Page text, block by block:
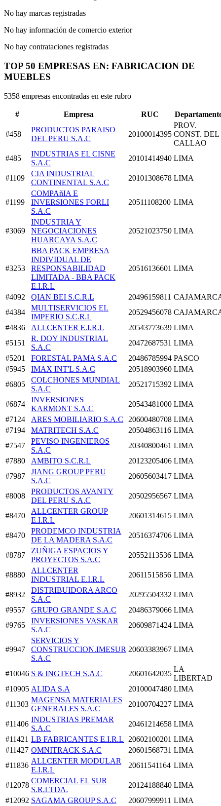
No hay marcas registradas
No hay información de comercio exterior
No hay contrataciones registradas
TOP 50 EMPRESAS EN: FABRICACION DE
MUEBLES
5358 empresas encontradas en este rubro
# Empresa RUC
#458
PRODUCTOS PARAISO
DEL PERU S.A.C
20100014395
PROV.
CONST. DEL
CALLAO
#485
INDUSTRIAS EL CISNE
S.A.C
20101414940 LIMA
#1109
CIA INDUSTRIAL
CONTINENTAL S.A.C
20101308678 LIMA
#1199
COMPAñIA E
INVERSIONES FORLI
S.A.C
20511108200 LIMA
#3069
INDUSTRIA Y
NEGOCIACIONES
HUARCAYA S.A.C
20521023750 LIMA
#3253
BBA PACK EMPRESA
INDIVIDUAL DE
RESPONSABILIDAD
LIMITADA - BBA PACK
E.I.R.L
20516136601 LIMA
#4092 QIAN BEI S.C.R.L 20496159811
#4384
MULTISERVICIOS EL
IMPERIO S.C.R.L
20529456078
#4836
ALLCENTER E.I.R.L 20543773639 LIMA
#5151
R. DOY INDUSTRIAL
S.A.C
20472687531 LIMA
#5201
FORESTAL PAMA S.A.C 20486785994 PASCO
#5945
IMAX INT'L S.A.C 20518903960 LIMA
#6805
COLCHONES MUNDIAL
S.A.C
20521715392 LIMA
#6874
INVERSIONES
KARMONT S.A.C
20543481000 LIMA
#7124
ARES MOBILIARIO S.A.C 20600480708 LIMA
#7194
MATRITECH S.A.C 20504863116 LIMA
#7547
PEVISO INGENIEROS
S.A.C
20340800461 LIMA
#7880
AMBITO S.C.R.L 20123205406 LIMA
#7987
JIANG GROUP PERU
S.A.C
20605603417 LIMA
#8008
PRODUCTOS AVANTY
DEL PERU S.A.C
20502956567 LIMA
#8470
ALLCENTER GROUP
E.I.R.L
20601314615 LIMA
#8470
PRODEMCO INDUSTRIA
DE LA MADERA S.A.C
20516374706 LIMA
#8787
ZUÑIGA ESPACIOS Y
PROYECTOS S.A.C
20552113536 LIMA
#8880
ALLCENTER
INDUSTRIAL E.I.R.L
20611515856 LIMA
#8932
DISTRIBUIDORA ARCO
S.A.C
20295504332 LIMA
#9557
GRUPO GRANDE S.A.C 20486379066 LIMA
#9765
INVERSIONES VASKAR
S.A.C
20609871424 LIMA
#9947
SERVICIOS Y
CONSTRUCCION.IMESUR
S.A.C
20603383967 LIMA
#10046 S & INGTECH S.A.C 20601642035
LA
LIBERTAD
#10905 ALIDA S.A 20100047480 LIMA
#11303
MAGENSA MATERIALES
GENERALES S.A.C
20100704227 LIMA
#11406
INDUSTRIAS PREMAR
S.A.C
20461214658 LIMA
#11421 LB FABRICANTES E.I.R.L 20602100201 LIMA
#11427 OMNITRACK S.A.C 20601568731 LIMA
#11836
ALLCENTER MODULAR
E.I.R.L
20611541164 LIMA
#12078
COMERCIAL EL SUR
S.R.LTDA.
20124188840 LIMA
#12092 SAGAMA GROUP S.A.C 20607999911 LIMA